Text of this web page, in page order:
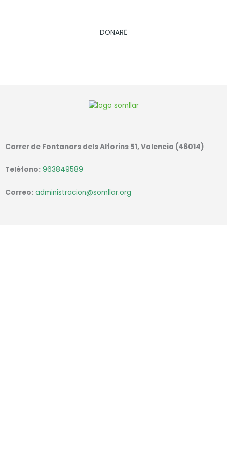
DONAR
Carrer de Fontanars dels Alforins 51, Valencia (46014)
Teléfono: 963849589
Correo: administracion@somllar.org